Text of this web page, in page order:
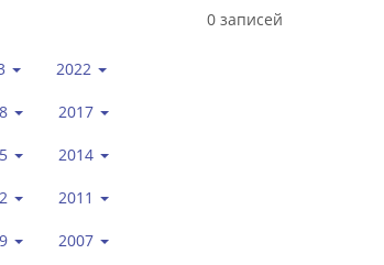
2022
2017
2014
2011
2007
0 записей